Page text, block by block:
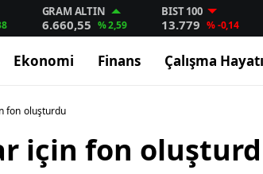
GRAM ALTIN
6.660,55 % 2,59
BIST 100
13.779 % -0,14
Ekonomi Finans Çalışma Hayatı
fon oluşturdu
için fon